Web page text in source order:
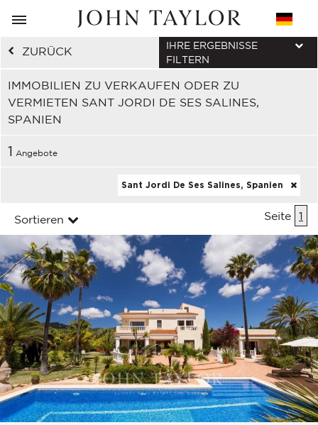
ZURÜCK
IMMOBILIEN ZU VERKAUFEN ODER ZU
VERMIETEN SANT JORDI DE SES SALINES,
SPANIEN
IHRE ERGEBNISSE
FILTERN
1 Angebote
Sant Jordi De Ses Salines, Spanien
Sortieren Seite 1